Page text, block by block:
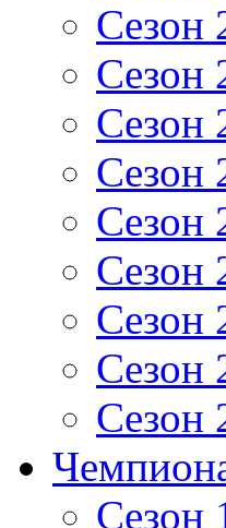
Сезон
Сезон
Сезон
Сезон
Сезон
Сезон
Сезон
Сезон
Сезон
Сезон